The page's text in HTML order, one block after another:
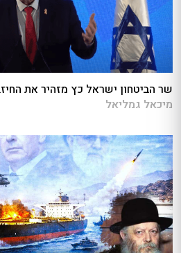
שר הביטחון ישראל כץ מזהיר את
מיכאל גמליאל